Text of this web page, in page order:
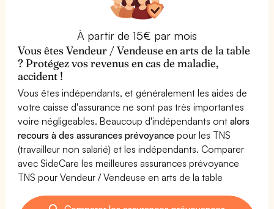
À partir de 15€ par mois
Vous êtes Vendeur / Vendeuse en arts de la table
? Protégez vos revenus en cas de maladie,
accident !
Vous êtes indépendants, et généralement les aides de
votre caisse d'assurance ne sont pas très importantes
voire négligeables. Beaucoup d'indépendants ontalors
recours à des assurances prévoyance pour les TNS
(travailleur non salarié) et les indépendants. Comparer
avec SideCare les meilleures assurances prévoyance
TNS pour Vendeur / Vendeuse en arts de la table